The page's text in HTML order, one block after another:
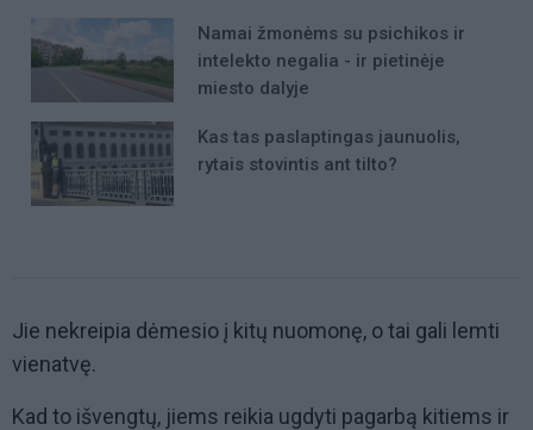
Namai žmonėms su psichikos ir
intelekto negalia - ir pietinėje
miesto dalyje
Kas tas paslaptingas jaunuolis,
rytais stovintis ant tilto?
Jie nekreipia dėmesio į kitų nuomonę, o tai gali lemti
vienatvę.
Kad to išvengtų, jiems reikia ugdyti pagarbą kitiems ir